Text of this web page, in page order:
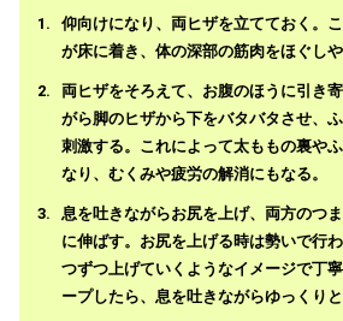
仰向けになり、両ヒザを立てておく。
が床に着き、体の深部の筋肉をほぐしや
両ヒザをそろえて、お腹のほうに引き
がら脚のヒザから下をバタバタさせ、
刺激する。これによって太ももの裏や
なり、むくみや疲労の解消にもなる。
息を吐きながらお尻を上げ、両方のつ
に伸ばす。お尻を上げる時は勢いで行
つずつ上げていくようなイメージで丁
ープしたら、息を吐きながらゆっくりと